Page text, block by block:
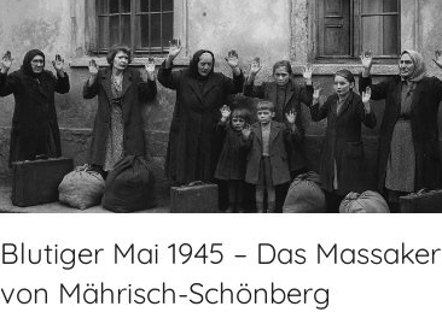
Blutiger Mai 1945 – Das Massaker
von Mährisch-Schönberg